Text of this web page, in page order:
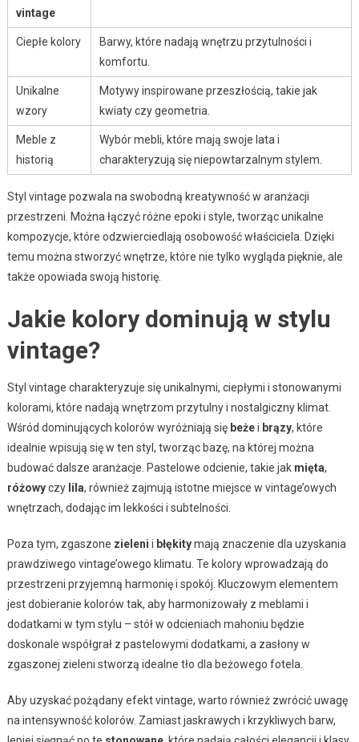
vintage
Ciepłe kolory
Barwy, które nadają wnętrzu przytulności i
komfortu.
Unikalne
wzory
Motywy inspirowane przeszłością, takie jak
kwiaty czy geometria.
Meble z
historią
Wybór mebli, które mają swoje lata i
charakteryzują się niepowtarzalnym stylem.
Styl vintage pozwala na swobodną kreatywność w aranżacji
przestrzeni. Można łączyć różne epoki i style, tworząc unikalne
kompozycje, które odzwierciedlają osobowość właściciela. Dzięki
temu można stworzyć wnętrze, które nie tylko wygląda pięknie, ale
także opowiada swoją historię.
Jakie kolory dominują w stylu
vintage?
Styl vintage charakteryzuje się unikalnymi, ciepłymi i stonowanymi
kolorami, które nadają wnętrzom przytulny i nostalgiczny klimat.
Wśród dominujących kolorów wyróżniają się beżei brązy, które
idealnie wpisują się w ten styl, tworząc bazę, na której można
budować dalsze aranżacje. Pastelowe odcienie, takie jak mięta,
różowyczy lila, również zajmują istotne miejsce w vintage’owych
wnętrzach, dodając im lekkości i subtelności.
Poza tym, zgaszone zieleni i błękitymają znaczenie dla uzyskania
prawdziwego vintage’owego klimatu. Te kolory wprowadzają do
przestrzeni przyjemną harmonię i spokój. Kluczowym elementem
jest dobieranie kolorów tak, aby harmonizowały z meblami i
dodatkami w tym stylu – stół w odcieniach mahoniu będzie
doskonale współgrał z pastelowymi dodatkami, a zasłony w
zgaszonej zieleni stworzą idealne tło dla beżowego fotela.
Aby uzyskać pożądany efekt vintage, warto również zwrócić uwagę
na intensywność kolorów. Zamiast jaskrawych i krzykliwych barw,